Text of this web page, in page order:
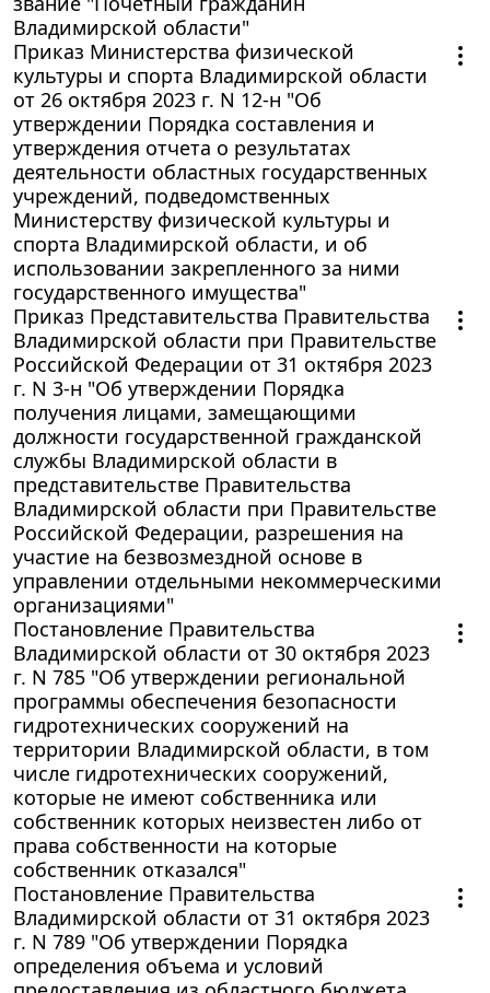
Владимирской области"
Приказ Министерства физической
культуры и спорта Владимирской области
от 26 октября 2023 г. N 12-н "Об
утверждении Порядка составления и
утверждения отчета о результатах
деятельности областных государственных
учреждений, подведомственных
Министерству физической культуры и
спорта Владимирской области, и об
использовании закрепленного за ними
государственного имущества"
Приказ Представительства Правительства
Владимирской области при Правительстве
Российской Федерации от 31 октября 2023
г. N 3-н "Об утверждении Порядка
получения лицами, замещающими
должности государственной гражданской
службы Владимирской области в
представительстве Правительства
Владимирской области при Правительстве
Российской Федерации, разрешения на
участие на безвозмездной основе в
управлении отдельными некоммерческими
организациями"
Постановление Правительства
Владимирской области от 30 октября 2023
г. N 785 "Об утверждении региональной
программы обеспечения безопасности
гидротехнических сооружений на
территории Владимирской области, в том
числе гидротехнических сооружений,
которые не имеют собственника или
собственник которых неизвестен либо от
права собственности на которые
собственник отказался"
Постановление Правительства
Владимирской области от 31 октября 2023
г. N 789 "Об утверждении Порядка
определения объема и условий